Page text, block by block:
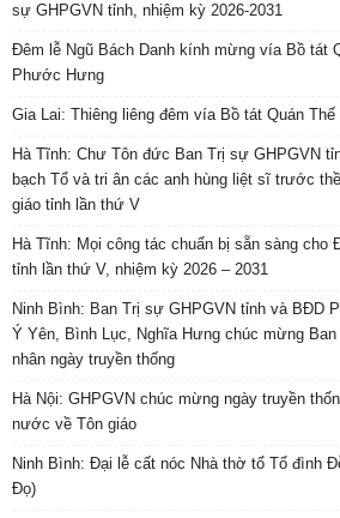
sự GHPGVN tỉnh, nhiệm kỳ 2026-2031
Đêm lễ Ngũ Bách Danh kính mừng vía Bồ tát
Phước Hưng
Gia Lai: Thiêng liêng đêm vía Bồ tát Quán
Hà Tĩnh: Chư Tôn đức Ban Trị sự GHPGVN
bạch Tổ và tri ân các anh hùng liệt sĩ trước
giáo tỉnh lần thứ V
Hà Tĩnh: Mọi công tác chuẩn bị sẵn sàng cho
tỉnh lần thứ V, nhiệm kỳ 2026 – 2031
Ninh Bình: Ban Trị sự GHPGVN tỉnh và BĐD
Ý Yên, Bình Lục, Nghĩa Hưng chúc mừng
nhân ngày truyền thống
Hà Nội: GHPGVN chúc mừng ngày truyền
nước về Tôn giáo
Ninh Bình: Đại lễ cất nóc Nhà thờ tổ Tổ đình
Đọ)